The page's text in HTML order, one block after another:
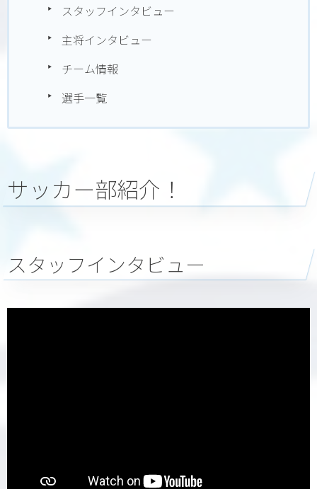
スタッフインタビュー
主将インタビュー
チーム情報
選手一覧
サッカー部紹介！
スタッフインタビュー